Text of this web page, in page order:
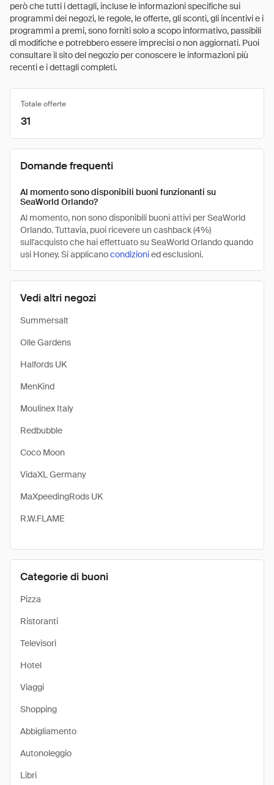
però che tutti i dettagli, incluse le informazioni specifiche sui
programmi dei negozi, le regole, le offerte, gli sconti, gli incentivi e i
programmi a premi, sono forniti solo a scopo informativo, passibili
di modifiche e potrebbero essere imprecisi o non aggiornati. Puoi
consultare il sito del negozio per conoscere le informazioni più
recenti e i dettagli completi.
Vedi altri negozi
Summersalt
Olle Gardens
Halfords UK
MenKind
Moulinex Italy
Redbubble
Coco Moon
VidaXL Germany
MaXpeedingRods UK
R.W.FLAME
Categorie di buoni
Pizza
Ristoranti
Televisori
Hotel
Viaggi
Shopping
Abbigliamento
Autonoleggio
Libri
Totale offerte
31
Domande frequenti
Al momento sono disponibili buoni funzionanti su
SeaWorld Orlando?
Al momento, non sono disponibili buoni attivi per SeaWorld
Orlando. Tuttavia, puoi ricevere un cashback (4%)
sull'acquisto che hai effettuato su SeaWorld Orlando quando
usi Honey. Si applicanocondizionied esclusioni.